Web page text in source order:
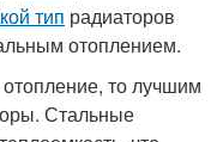
тип радиаторов
отоплением.
то лучшим
Стальные